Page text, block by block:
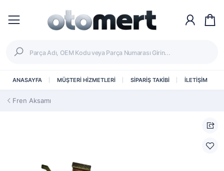
ANASAYFA MÜŞTERİ HİZMETLERİ SİPARİŞ TAKİBİ İLETİŞİM
Fren Aksamı